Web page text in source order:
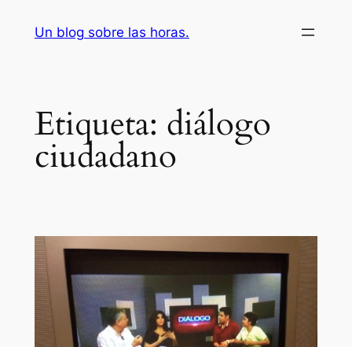
Un blog sobre las horas.
Etiqueta: diálogo
ciudadano